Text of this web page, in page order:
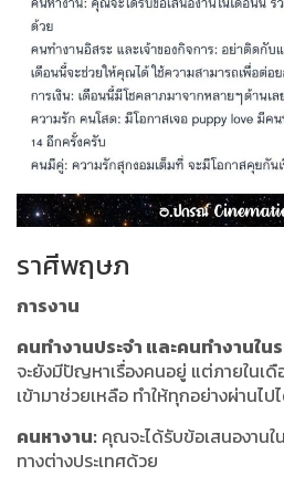
ราศีพฤษภ
การงาน
คนทำงานประจำ และคนทำงานใน
จะยังมีปัญหาเรื่องคนอยู่ แต่ภายใน
เข้ามาช่วยเหลือ ทำให้ทุกอย่างผ่านไ
คนหางาน: คุณจะได้รับข้อเสนองาน
ทางต่างประเทศด้วย